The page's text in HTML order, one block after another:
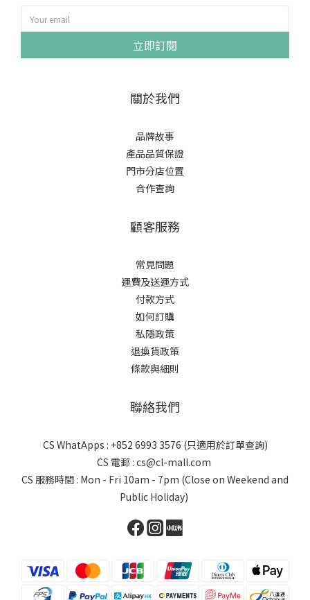
立即訂閱
關於我們
品牌故事
產品品質保證
門市分店位置
合作查詢
顧客服務
常見問題
運費及送運方式
付款方式
如何訂購
私隱政策
退換貨政策
條款與細則
聯絡我們
CS WhatApps : +852 6993 3576 (只適用於訂單查詢)
CS 電郵 : cs@cl-mall.com
CS 服務時間 : Mon - Fri 10am - 7pm (Close on Weekend and
Public Holiday)